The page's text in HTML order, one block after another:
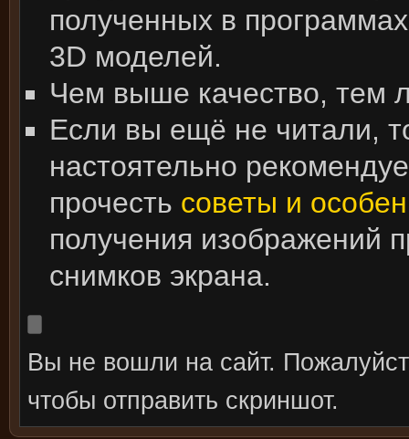
полученных в
3D моделей.
Чем выше качество, тем
Если вы ещё не читали,
настоятельно
прочесть советы и
получения изображений
снимков экрана.
Вы не вошли на сайт.
чтобы отправить скриншот.